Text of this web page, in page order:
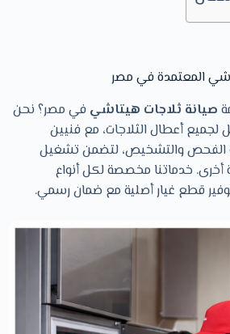
المعتمدة في مصر
صيانة ثلاجات هيتاشي في مصر؟ نحن
لجميع أعطال الثلاجات، مع فنيين
الفحص والتشخيص، لتضمن تشغيل
أخرى. خدماتنا مخصصة لكل أنواع
قطع غيار أصلية مع ضمان رسمي.